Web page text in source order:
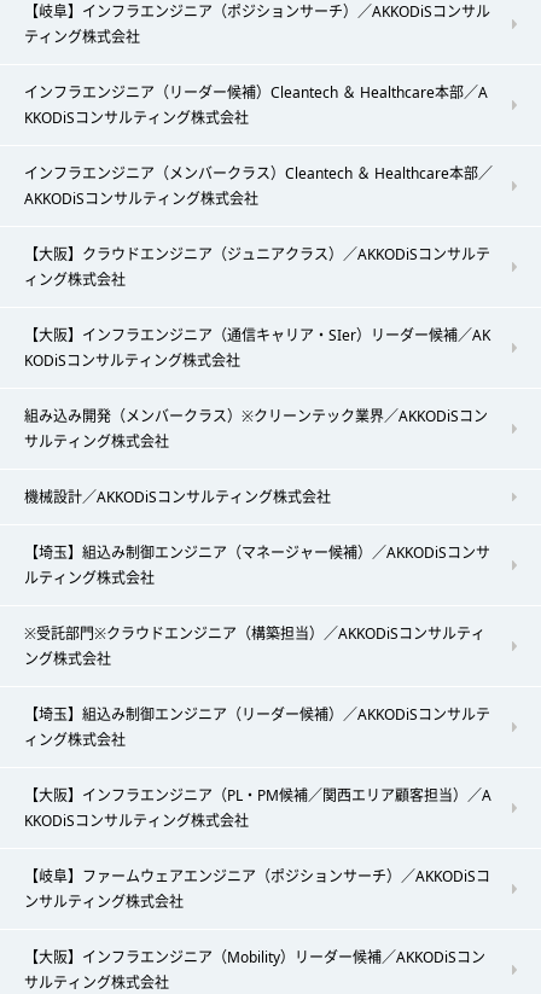
【岐阜】インフラエンジニア（ポジションサーチ）／AKKODiSコンサル
ティング株式会社
インフラエンジニア（リーダー候補）Cleantech ＆ Healthcare本部／A
KKODiSコンサルティング株式会社
インフラエンジニア（メンバークラス）Cleantech ＆ Healthcare本部／
AKKODiSコンサルティング株式会社
【大阪】クラウドエンジニア（ジュニアクラス）／AKKODiSコンサルテ
ィング株式会社
【大阪】インフラエンジニア（通信キャリア・SIer）リーダー候補／AK
KODiSコンサルティング株式会社
組み込み開発（メンバークラス）※クリーンテック業界／AKKODiSコン
サルティング株式会社
機械設計／AKKODiSコンサルティング株式会社
【埼玉】組込み制御エンジニア（マネージャー候補）／AKKODiSコンサ
ルティング株式会社
※受託部門※クラウドエンジニア（構築担当）／AKKODiSコンサルティ
ング株式会社
【埼玉】組込み制御エンジニア（リーダー候補）／AKKODiSコンサルテ
ィング株式会社
【大阪】インフラエンジニア（PL・PM候補／関西エリア顧客担当）／A
KKODiSコンサルティング株式会社
【岐阜】ファームウェアエンジニア（ポジションサーチ）／AKKODiSコ
ンサルティング株式会社
【大阪】インフラエンジニア（Mobility）リーダー候補／AKKODiSコン
サルティング株式会社